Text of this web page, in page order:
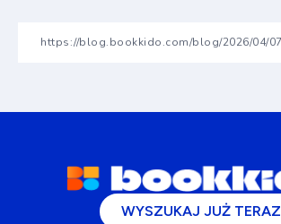
WYSZUKAJ JUŻ TERAZ